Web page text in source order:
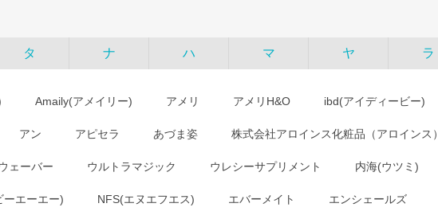
タ ナ ハ マ ヤ ラ
Amaily(アメイリー) アメリ アメリH&O ibd(アイディービー)
アン アピセラ あづま姿 株式会社アロインス化粧品（アロインス）
ェーバー ウルトラマジック ウレシーサプリメント 内海(ウツミ)
ーエーエー) NFS(エヌエフエス) エバーメイト エンシェールズ